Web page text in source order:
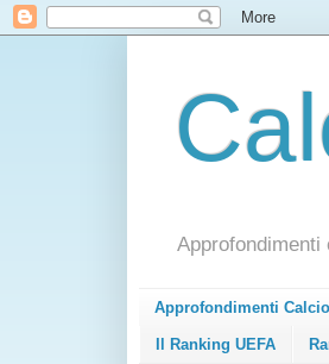
Approfondimenti Calcio
Il Ranking UEFA